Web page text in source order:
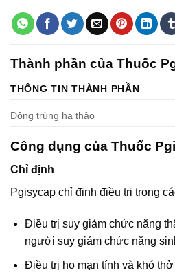
Thành phần của Thuốc
THÔNG TIN THÀNH PHẦN
Đông trùng hạ thảo
Công dụng của Thuốc
Chỉ định
Pgisycap chỉ định điều trị trong
Điều trị suy giảm chức năng
người suy giảm chức năng
Điều trị ho mạn tính và khó